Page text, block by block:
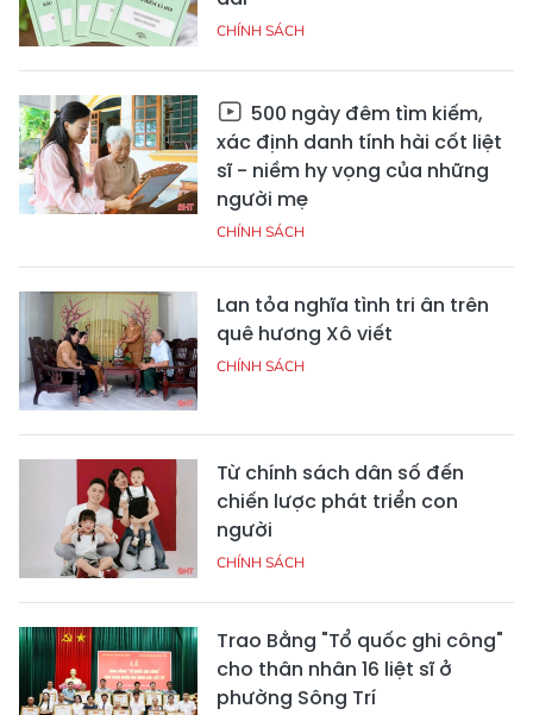
CHÍNH SÁCH
500 ngày đêm tìm kiếm,
xác định danh tính hài cốt liệt
sĩ - niềm hy vọng của những
người mẹ
CHÍNH SÁCH
Lan tỏa nghĩa tình tri ân trên
quê hương Xô viết
CHÍNH SÁCH
Từ chính sách dân số đến
chiến lược phát triển con
người
CHÍNH SÁCH
Trao Bằng "Tổ quốc ghi công"
cho thân nhân 16 liệt sĩ ở
phường Sông Trí